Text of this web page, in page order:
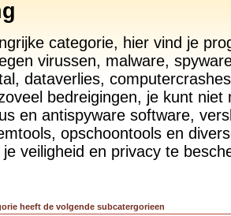
categorie, hier vind je
virussen, malware,
dataverlies,
bedreigingen, je kunt
en antispyware software,
opschoontools en
veiligheid en privacy te
heeft de volgende subcatergorieen